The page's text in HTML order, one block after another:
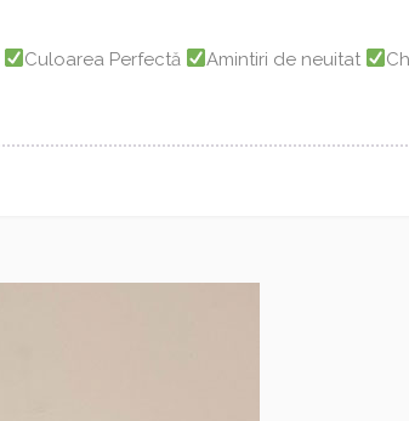
Culoarea Perfectă Amintiri de neuitat